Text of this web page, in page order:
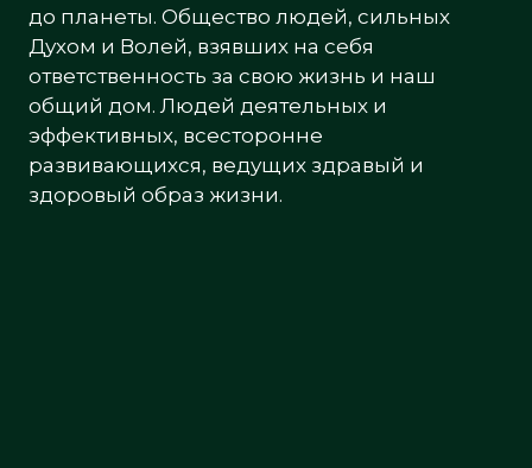
до планеты. Общество людей, сильных
Духом и Волей, взявших на себя
ответственность за свою жизнь и наш
общий дом. Людей деятельных и
эффективных, всесторонне
развивающихся, ведущих здравый и
здоровый образ жизни.